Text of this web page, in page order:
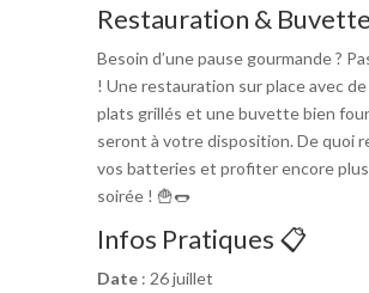
Restauration &
Besoin d’une pause gourmande ?
! Une restauration sur place avec
plats grillés et une buvette bien
seront à votre disposition. De quoi
vos batteries et profiter encore plus
soirée ! 🍟🌭
Infos Pratiques 📋
Date: 26 juillet